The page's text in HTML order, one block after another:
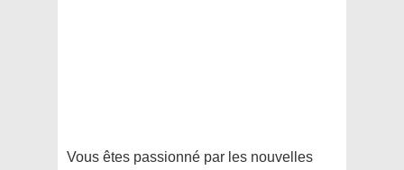
Vous êtes passionné par les nouvelles